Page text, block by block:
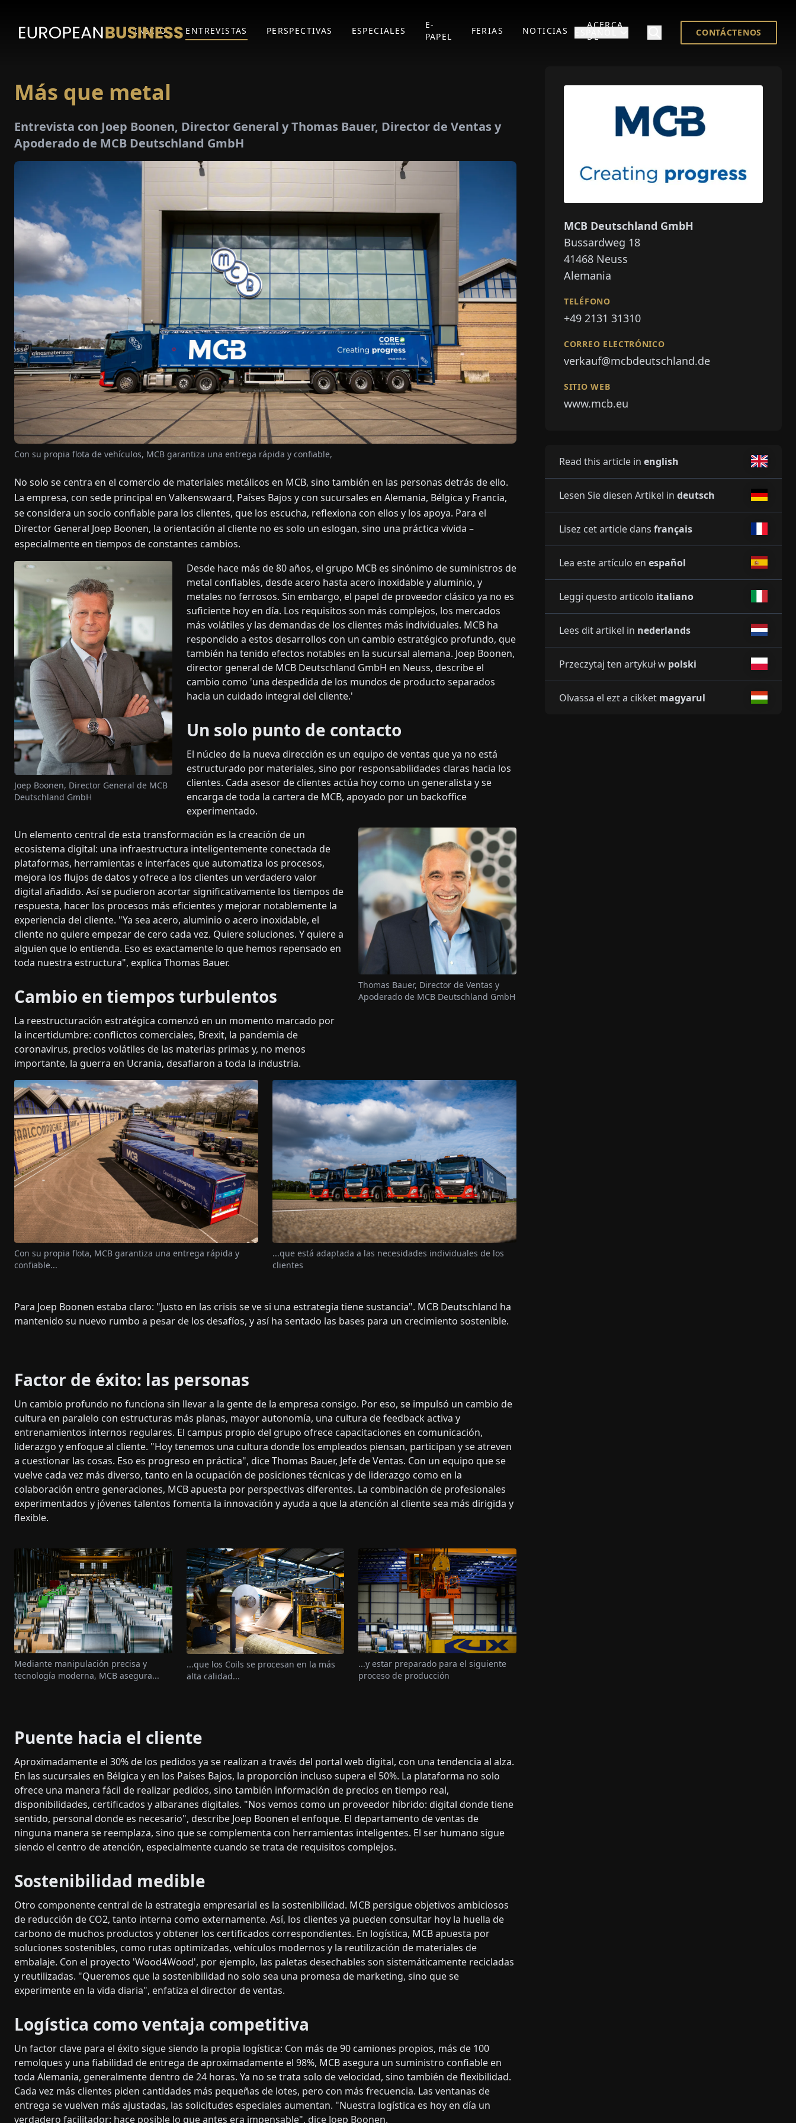
INICIO ENTREVISTAS PERSPECTIVAS ESPECIALES
E-
PAPEL
FERIAS NOTICIAS
ACERCA
DE
CONTÁCTENOS
Más que metal
Entrevista con Joep Boonen, Director General y Thomas Bauer, Director de Ventas y
Apoderado de MCB Deutschland GmbH
Con su propia flota de vehículos, MCB garantiza una entrega rápida y confiable,
No solo se centra en el comercio de materiales metálicos en MCB, sino también en las personas detrás de ello.
La empresa, con sede principal en Valkenswaard, Países Bajos y con sucursales en Alemania, Bélgica y Francia,
se considera un socio confiable para los clientes, que los escucha, reflexiona con ellos y los apoya. Para el
Director General Joep Boonen, la orientación al cliente no es solo un eslogan, sino una práctica vivida –
especialmente en tiempos de constantes cambios.
Desde hace más de 80 años, el grupo MCB es sinónimo de suministros de
metal confiables, desde acero hasta acero inoxidable y aluminio, y
metales no ferrosos. Sin embargo, el papel de proveedor clásico ya no es
suficiente hoy en día. Los requisitos son más complejos, los mercados
más volátiles y las demandas de los clientes más individuales. MCB ha
respondido a estos desarrollos con un cambio estratégico profundo, que
también ha tenido efectos notables en la sucursal alemana. Joep Boonen,
director general de MCB Deutschland GmbH en Neuss, describe el
cambio como 'una despedida de los mundos de producto separados
hacia un cuidado integral del cliente.'
Un solo punto de contacto
El núcleo de la nueva dirección es un equipo de ventas que ya no está
estructurado por materiales, sino por responsabilidades claras hacia los
clientes. Cada asesor de clientes actúa hoy como un generalista y se
encarga de toda la cartera de MCB, apoyado por un backoffice
experimentado.
Joep Boonen, Director General de MCB
Deutschland GmbH
Un elemento central de esta transformación es la creación de un
ecosistema digital: una infraestructura inteligentemente conectada de
plataformas, herramientas e interfaces que automatiza los procesos,
mejora los flujos de datos y ofrece a los clientes un verdadero valor
digital añadido. Así se pudieron acortar significativamente los tiempos de
respuesta, hacer los procesos más eficientes y mejorar notablemente la
experiencia del cliente. "Ya sea acero, aluminio o acero inoxidable, el
cliente no quiere empezar de cero cada vez. Quiere soluciones. Y quiere a
alguien que lo entienda. Eso es exactamente lo que hemos repensado en
toda nuestra estructura", explica Thomas Bauer.
Cambio en tiempos turbulentos
La reestructuración estratégica comenzó en un momento marcado por
la incertidumbre: conflictos comerciales, Brexit, la pandemia de
coronavirus, precios volátiles de las materias primas y, no menos
importante, la guerra en Ucrania, desafiaron a toda la industria.
Thomas Bauer, Director de Ventas y
Apoderado de MCB Deutschland GmbH
Con su propia flota, MCB garantiza una entrega rápida y
confiable...
...que está adaptada a las necesidades individuales de los
clientes
Para Joep Boonen estaba claro: "Justo en las crisis se ve si una estrategia tiene sustancia". MCB Deutschland ha
mantenido su nuevo rumbo a pesar de los desafíos, y así ha sentado las bases para un crecimiento sostenible.
Factor de éxito: las personas
Un cambio profundo no funciona sin llevar a la gente de la empresa consigo. Por eso, se impulsó un cambio de
cultura en paralelo con estructuras más planas, mayor autonomía, una cultura de feedback activa y
entrenamientos internos regulares. El campus propio del grupo ofrece capacitaciones en comunicación,
liderazgo y enfoque al cliente. "Hoy tenemos una cultura donde los empleados piensan, participan y se atreven
a cuestionar las cosas. Eso es progreso en práctica", dice Thomas Bauer, Jefe de Ventas. Con un equipo que se
vuelve cada vez más diverso, tanto en la ocupación de posiciones técnicas y de liderazgo como en la
colaboración entre generaciones, MCB apuesta por perspectivas diferentes. La combinación de profesionales
experimentados y jóvenes talentos fomenta la innovación y ayuda a que la atención al cliente sea más dirigida y
flexible.
Mediante manipulación precisa y
tecnología moderna, MCB asegura...
...que los Coils se procesan en la más
alta calidad...
...y estar preparado para el siguiente
proceso de producción
Puente hacia el cliente
Aproximadamente el 30% de los pedidos ya se realizan a través del portal web digital, con una tendencia al alza.
En las sucursales en Bélgica y en los Países Bajos, la proporción incluso supera el 50%. La plataforma no solo
ofrece una manera fácil de realizar pedidos, sino también información de precios en tiempo real,
disponibilidades, certificados y albaranes digitales. "Nos vemos como un proveedor híbrido: digital donde tiene
sentido, personal donde es necesario", describe Joep Boonen el enfoque. El departamento de ventas de
ninguna manera se reemplaza, sino que se complementa con herramientas inteligentes. El ser humano sigue
siendo el centro de atención, especialmente cuando se trata de requisitos complejos.
Sostenibilidad medible
Otro componente central de la estrategia empresarial es la sostenibilidad. MCB persigue objetivos ambiciosos
de reducción de CO2, tanto interna como externamente. Así, los clientes ya pueden consultar hoy la huella de
carbono de muchos productos y obtener los certificados correspondientes. En logística, MCB apuesta por
soluciones sostenibles, como rutas optimizadas, vehículos modernos y la reutilización de materiales de
embalaje. Con el proyecto 'Wood4Wood', por ejemplo, las paletas desechables son sistemáticamente recicladas
y reutilizadas. "Queremos que la sostenibilidad no solo sea una promesa de marketing, sino que se
experimente en la vida diaria", enfatiza el director de ventas.
Logística como ventaja competitiva
Un factor clave para el éxito sigue siendo la propia logística: Con más de 90 camiones propios, más de 100
remolques y una fiabilidad de entrega de aproximadamente el 98%, MCB asegura un suministro confiable en
toda Alemania, generalmente dentro de 24 horas. Ya no se trata solo de velocidad, sino también de flexibilidad.
Cada vez más clientes piden cantidades más pequeñas de lotes, pero con más frecuencia. Las ventanas de
entrega se vuelven más ajustadas, las solicitudes especiales aumentan. "Nuestra logística es hoy en día un
verdadero facilitador: hace posible lo que antes era impensable", dice Joep Boonen.
MCB Deutschland GmbH
Bussardweg 18
41468 Neuss
Alemania
TELÉFONO
+49 2131 31310
CORREO ELECTRÓNICO
verkauf@mcbdeutschland.de
SITIO WEB
www.mcb.eu
Read this article in english
Lesen Sie diesen Artikel in deutsch
Lisez cet article dans français
Lea este artículo en español
Leggi questo articolo italiano
Lees dit artikel in nederlands
Przeczytaj ten artykuł w polski
Olvassa el ezt a cikket magyarul